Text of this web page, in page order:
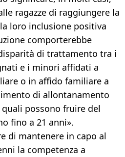
ragazze di raggiungere la
loro inclusione positiva
comporterebbe
di trattamento tra i
e i minori affidati a
o in affido familiare a
di allontanamento
possono fruire del
fino a 21 anni».
di mantenere in capo al
la competenza a